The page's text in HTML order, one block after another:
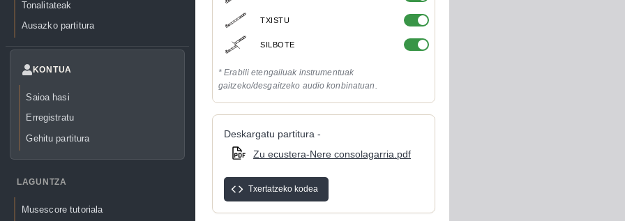
Tonalitateak
Ausazko partitura
KONTUA
Saioa hasi
Erregistratu
Gehitu partitura
LAGUNTZA
Musescore tutoriala
TXISTU
SILBOTE
* Erabili etengailuak instrumentuak
gaitzeko/desgaitzeko audio konbinatuan.
Deskargatu partitura -
Zu ecustera-Nere consolagarria.pdf
Txertatzeko kodea